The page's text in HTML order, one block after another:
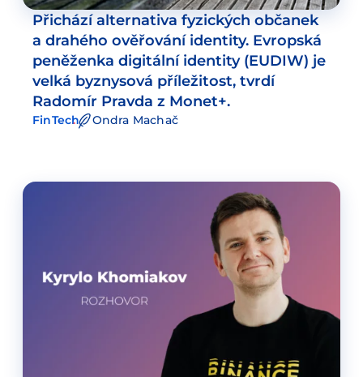
Přichází alternativa fyzických občanek
a drahého ověřování identity. Evropská
peněženka digitální identity (EUDIW) je
velká byznysová příležitost, tvrdí
Radomír Pravda z Monet+.
FinTech Ondra Machač